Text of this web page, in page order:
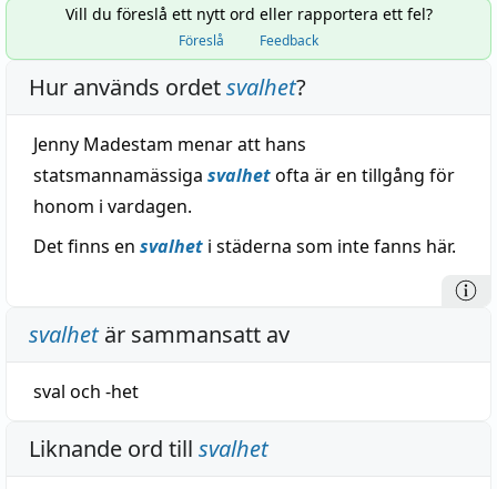
Vill du föreslå ett nytt ord eller rapportera ett fel?
Föreslå Feedback
Hur används ordetsvalhet?
Jenny Madestam menar att hans
statsmannamässiga svalhetofta är en tillgång för
honom i vardagen.
Det finns en svalhet i städerna som inte fanns här.
svalhetär sammansatt av
sval och -het
Liknande ord till svalhet